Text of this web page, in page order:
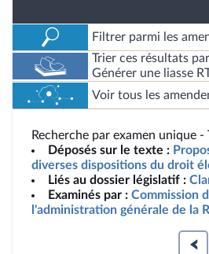
Filtrer parmi les
Trier ces résultats
Générer une liasse
Voir tous les
Recherche par examen unique
Déposés sur le texte :
diverses dispositions du droit
Liés au dossier législatif :
Examinés par : Commission
l'administration générale de la